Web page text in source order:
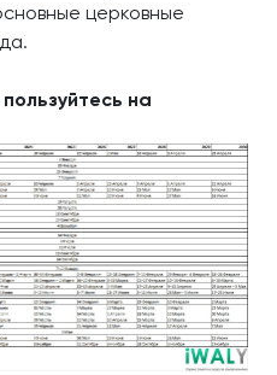
церковные
на